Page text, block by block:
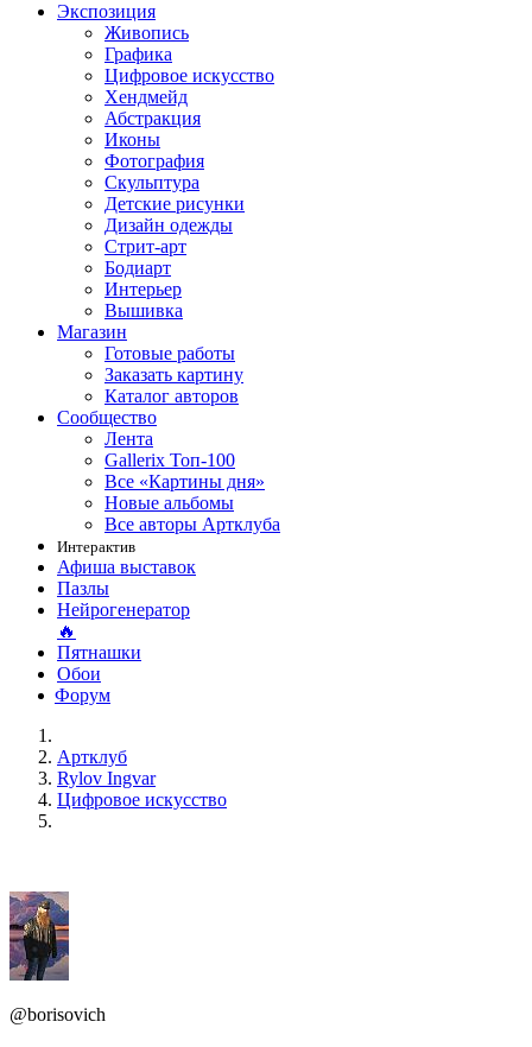
Экспозиция
Живопись
Графика
Цифровое искусство
Хендмейд
Абстракция
Иконы
Фотография
Скульптура
Детские рисунки
Дизайн одежды
Стрит-арт
Бодиарт
Интерьер
Вышивка
Магазин
Готовые работы
Заказать картину
Каталог авторов
Сообщество
Лента
Gallerix Топ-100
Все «Картины дня»
Новые альбомы
Все авторы Артклуба
Интерактив
Афиша выставок
Пазлы
Нейрогенератор
🔥
Пятнашки
Обои
Форум
Артклуб
Rylov Ingvar
Цифровое искусство
@borisovich